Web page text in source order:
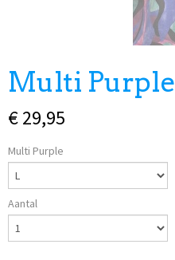
Multi Purple
€ 29,95
Multi Purple
Aantal